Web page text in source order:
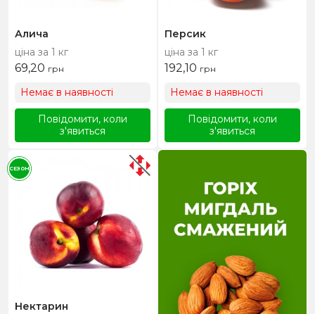
Алича
ціна за 1 кг
69,20 грн
Немає в наявності
Повідомити, коли
з'явиться
Персик
ціна за 1 кг
192,10 грн
Немає в наявності
Повідомити, коли
з'явиться
Нектарин
СЕЗОН